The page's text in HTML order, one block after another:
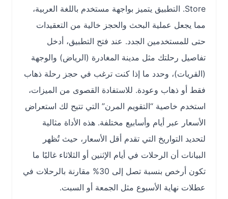
Store. التطبيق يتميز بواجهة مستخدم باللغة العربية،
مما يجعل عملية البحث والحجز خالية من التعقيدات
حتى للمستخدمين الجدد. عند فتح التطبيق، أدخل
تفاصيل رحلتك مثل مدينة المغادرة (الرياض) والوجهة
(القريات)، وحدد ما إذا كنت ترغب في حجز رحلة ذهاب
فقط أو ذهاب وعودة. للاستفادة القصوى من الميزات،
استخدم خاصية “التقويم المرن” التي تتيح لك استعراض
الأسعار عبر أيام وأسابيع مختلفة. هذه الأداة مثالية
لتحديد التواريخ التي تقدم أقل الأسعار، حيث تُظهر
البيانات أن الرحلات في أيام الإثنين أو الثلاثاء غالبًا ما
تكون أرخص بنسبة تصل إلى 30% مقارنة بالرحلات في
عطلات نهاية الأسبوع مثل الجمعة أو السبت.